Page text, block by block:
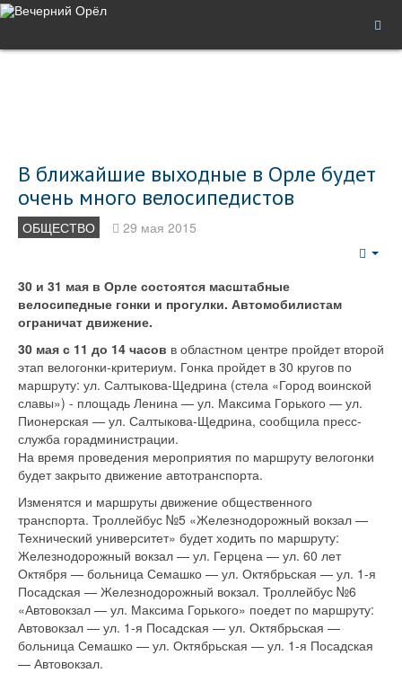
В ближайшие выходные в Орле будет
очень много велосипедистов
ОБЩЕСТВО 29 мая 2015
30 и 31 мая в Орле состоятся масштабные
велосипедные гонки и прогулки. Автомобилистам
ограничат движение.
30 мая с 11 до 14 часов в областном центре пройдет второй
этап велогонки-критериум. Гонка пройдет в 30 кругов по
маршруту: ул. Салтыкова-Щедрина (стела «Город воинской
славы») - площадь Ленина — ул. Максима Горького — ул.
Пионерская — ул. Салтыкова-Щедрина, сообщила пресс-
служба горадминистрации.
На время проведения мероприятия по маршруту велогонки
будет закрыто движение автотранспорта.
Изменятся и маршруты движение общественного
транспорта. Троллейбус №5 «Железнодорожный вокзал —
Технический университет» будет ходить по маршруту:
Железнодорожный вокзал — ул. Герцена — ул. 60 лет
Октября — больница Семашко — ул. Октябрьская — ул. 1-я
Посадская — Железнодорожный вокзал. Троллейбус №6
«Автовокзал — ул. Максима Горького» поедет по маршруту:
Автовокзал — ул. 1-я Посадская — ул. Октябрьская —
больница Семашко — ул. Октябрьская — ул. 1-я Посадская
— Автовокзал.